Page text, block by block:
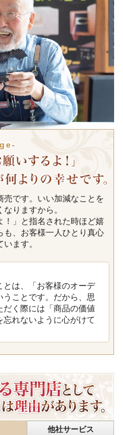
売です。いい加減なことを
りますから。
！」と指名された時ほど嬉
も、お客様一人ひとり真心
ます。
とは、「お客様のオーデ
うことです。だから、思
く際には「商品の価値
れないように心がけて
他社サービス